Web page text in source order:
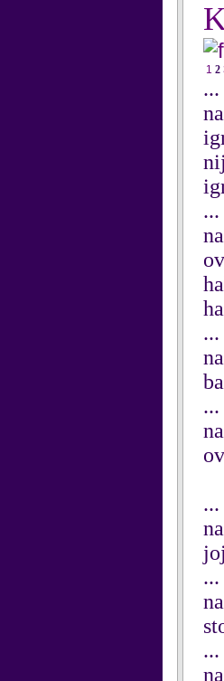
1 2
...
...
...
...
...
...
...